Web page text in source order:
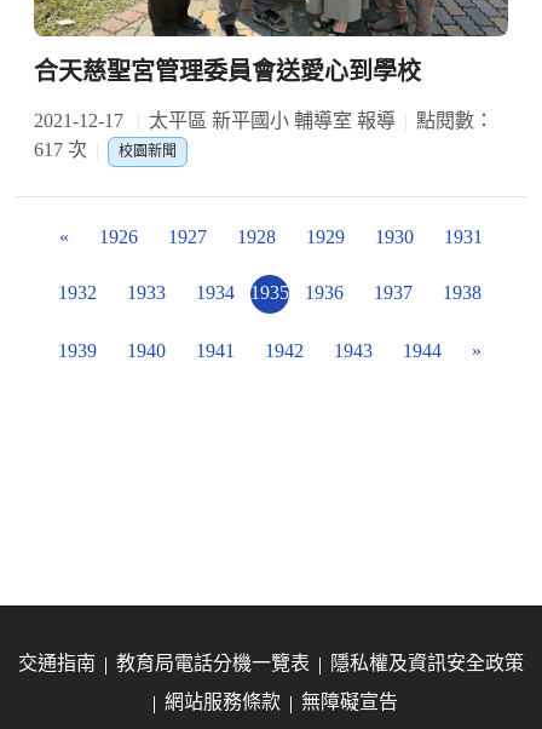
合天慈聖宮管理委員會送愛心到學校
2021-12-17 太平區 新平國小 輔導室 報導
點閱數：
617 次
校園新聞
« 1926 1927 1928 1929 1930 1931
1932 1933 1934 1935 1936 1937 1938
1939 1940 1941 1942 1943 1944 »
交通指南 教育局電話分機一覽表
隱私權及資訊安全政策
網站服務條款
無障礙宣告